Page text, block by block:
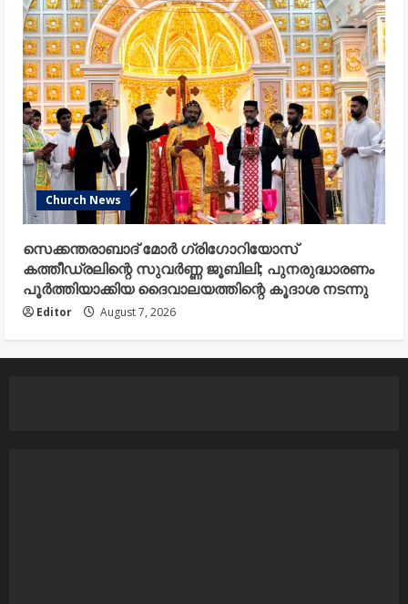
Church News
സെക്കന്തരാബാദ് മോർ ഗ്രിഗോറിയോസ്
കത്തീഡ്രലിന്റെ സുവർണ്ണ ജൂബിലി; പുനരുദ്ധാരണം
പൂർത്തിയാക്കിയ ദൈവാലയത്തിന്റെ കൂദാശ നടന്നു
Editor August 7, 2026